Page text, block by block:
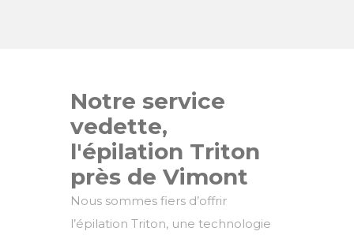
Notre service
vedette,
l'épilation Triton
près de Vimont
Nous sommes fiers d’offrir
l’épilation Triton, une technologie